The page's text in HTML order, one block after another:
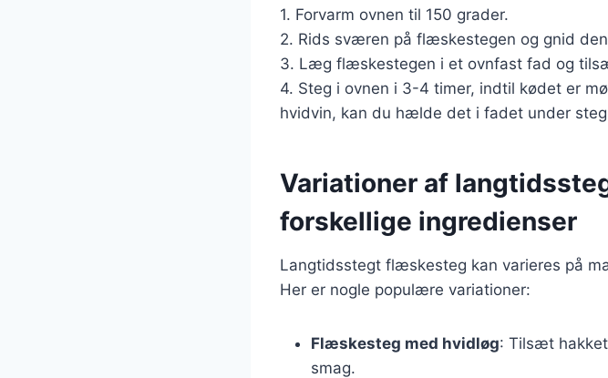
1. Forvarm ovnen til 150 grader.
2. Rids sværen på flæskestegen og gnid
3. Læg flæskestegen i et ovnfast fad og
4. Steg i ovnen i 3-4 timer, indtil kødet er
hvidvin, kan du hælde det i fadet under
Variationer af
forskellige ingredienser
Langtidsstegt flæskesteg kan varieres på
Her er nogle populære variationer:
Flæskesteg med hvidløg: Tilsæt
smag.